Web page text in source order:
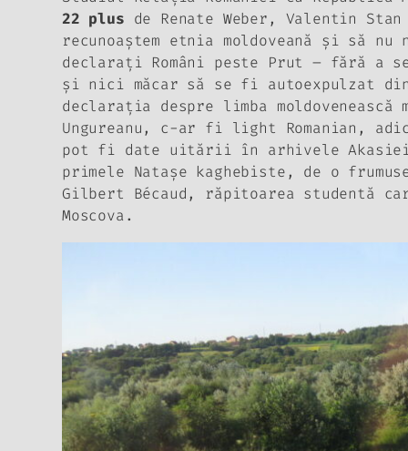
22 plus de Renate Weber, Valentin
recunoaştem etnia moldoveană şi să nu
declaraţi Români peste Prut – fără a
şi nici măcar să se fi autoexpulzat
declaraţia despre limba
Ungureanu, c-ar fi light Romanian ,
pot fi date uitării în arhivele Akasiei,
primele Nataşe kaghebiste, de o
Gilbert Bécaud, răpitoarea studentă
Moscova.